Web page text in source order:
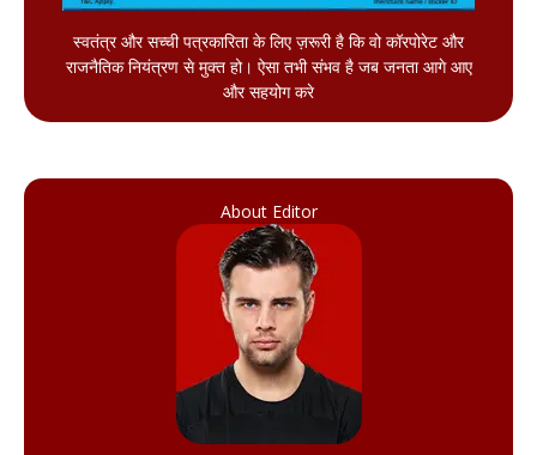
स्वतंत्र और सच्ची पत्रकारिता के लिए ज़रूरी है कि वो कॉरपोरेट और
राजनैतिक नियंत्रण से मुक्त हो। ऐसा तभी संभव है जब जनता आगे आए
और सहयोग करे
About Editor